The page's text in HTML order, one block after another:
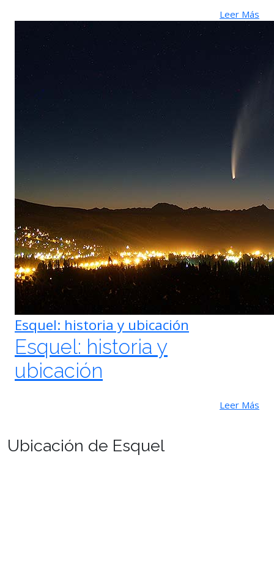
Leer Más
Esquel: historia y ubicación
Esquel: historia y
ubicación
Leer Más
Ubicación de Esquel